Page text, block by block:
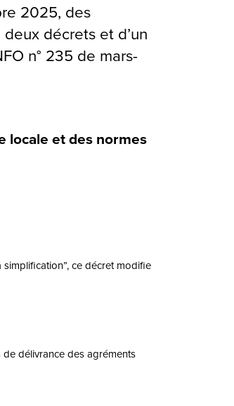
2025, des
décrets et d’un
n° 235 de mars-
locale et des normes
ce décret modifie
délivrance des agréments